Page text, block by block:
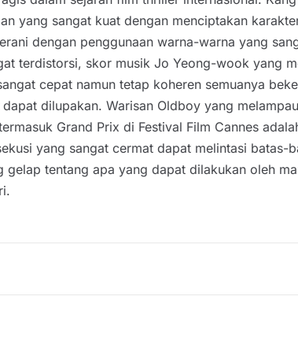
yang sangat kuat dengan menciptakan
dengan penggunaan warna-warna yang
terdistorsi, skor musik Jo Yeong-wook yang
cepat namun tetap koheren semuanya
dilupakan. Warisan Oldboy yang
Grand Prix di Festival Film Cannes
yang sangat cermat dapat melintasi
tentang apa yang dapat dilakukan oleh